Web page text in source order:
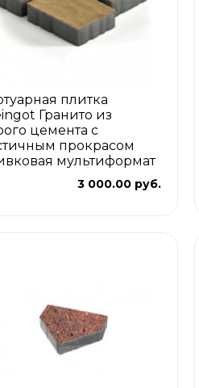
плитка
Гранито из
цемента с
прокрасом
мультиформат
3 000.00 руб.